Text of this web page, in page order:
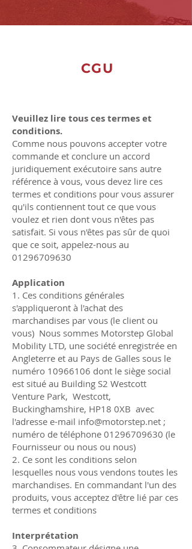
CGU
Veuillez lire tous ces termes et
conditions.
Comme nous pouvons accepter votre
commande et conclure un accord
juridiquement exécutoire sans autre
référence à vous, vous devez lire ces
termes et conditions pour vous assurer
qu'ils contiennent tout ce que vous
voulez et rien dont vous n'êtes pas
satisfait. Si vous n'êtes pas sûr de quoi
que ce soit, appelez-nous au
01296709630
Application
1. Ces conditions générales
s'appliqueront à l'achat des
marchandises par vous (le client ou
vous) Nous sommes Motorstep Global
Mobility LTD, une société enregistrée en
Angleterre et au Pays de Galles sous le
numéro 10966106 dont le siège social
est situé au Building S2 Westcott
Venture Park, Westcott,
Buckinghamshire, HP18 0XB avec
l'adresse e-mail info@motorstep.net ;
numéro de téléphone 01296709630 (le
Fournisseur ou nous ou nous)
2. Ce sont les conditions selon
lesquelles nous vous vendons toutes les
marchandises. En commandant l'un des
produits, vous acceptez d'être lié par ces
termes et conditions
Interprétation